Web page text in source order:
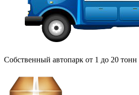
Собственный автопарк от 1 до 20 тонн